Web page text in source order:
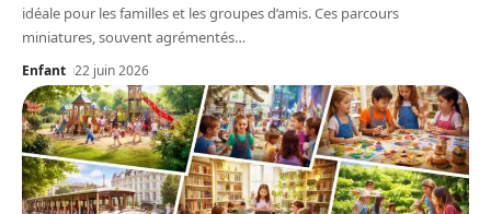
idéale pour les familles et les groupes d’amis. Ces parcours
miniatures, souvent agrémentés…
Enfant 22 juin 2026